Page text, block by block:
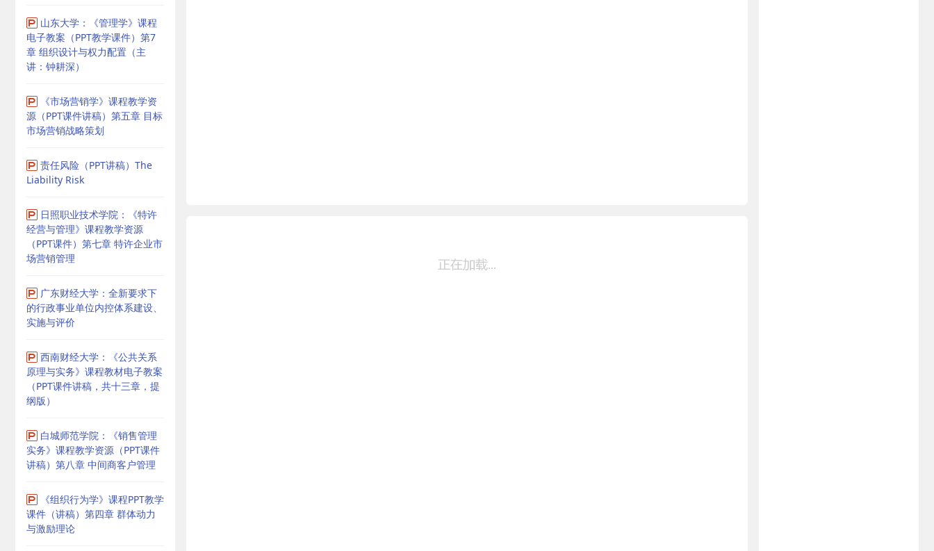
山东大学：《管理学》课程
电子教案（PPT教学课件）第7
章 组织设计与权力配置（主
讲：钟耕深）
《市场营销学》课程教学资
源（PPT课件讲稿）第五章 目标
市场营销战略策划
责任风险（PPT讲稿）The
Liability Risk
日照职业技术学院：《特许
经营与管理》课程教学资源
（PPT课件）第七章 特许企业市
场营销管理
广东财经大学：全新要求下
的行政事业单位内控体系建设、
实施与评价
西南财经大学：《公共关系
原理与实务》课程教材电子教案
（PPT课件讲稿，共十三章，提
纲版）
白城师范学院：《销售管理
实务》课程教学资源（PPT课件
讲稿）第八章 中间商客户管理
《组织行为学》课程PPT教学
课件（讲稿）第四章 群体动力
与激励理论